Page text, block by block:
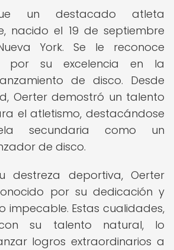
un destacado atleta
nacido el 19 de septiembre
York. Se le reconoce
por su excelencia en la
de disco. Desde
Oerter demostró un talento
el atletismo, destacándose
secundaria como un
de disco.
destreza deportiva, Oerter
por su dedicación y
impecable. Estas cualidades,
su talento natural, lo
logros extraordinarios a